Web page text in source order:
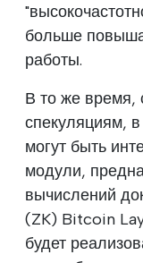
больше
работы.
В то же время,
спекуляциям,
могут быть
модули,
вычислений
(ZK) Bitcoin
будет